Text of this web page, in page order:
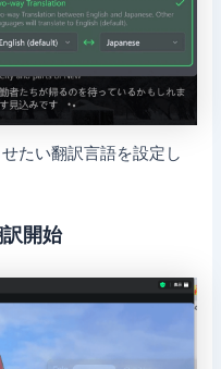
たい翻訳言語を設定し
開始